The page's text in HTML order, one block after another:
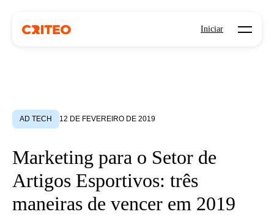
Iniciar Open
AD TECH 12 DE FEVEREIRO DE 2019
Marketing para o Setor de
Artigos Esportivos: três
maneiras de vencer em 2019